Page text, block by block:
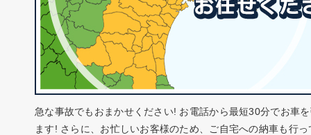
急な事故でもおまかせください! お電話から最短30分でお車
ます! さらに、お忙しいお客様のため、ご自宅への納車も行